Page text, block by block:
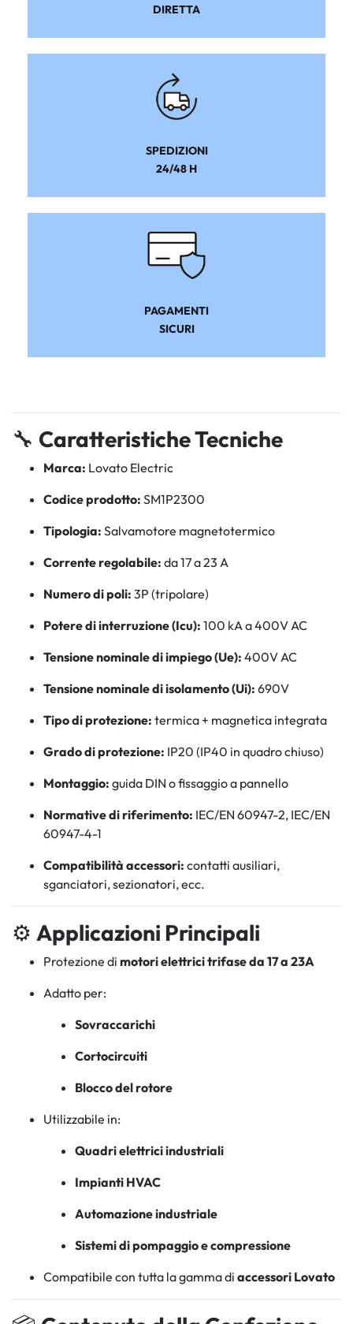
DIRETTA
SPEDIZIONI
24/48 H
PAGAMENTI
SICURI
🔧 Caratteristiche Tecniche
Marca: Lovato Electric
Codice prodotto: SM1P2300
Tipologia: Salvamotore magnetotermico
Corrente regolabile: da 17 a 23 A
Numero di poli: 3P (tripolare)
Potere di interruzione (Icu): 100 kA a 400V AC
Tensione nominale di impiego (Ue): 400V AC
Tensione nominale di isolamento (Ui): 690V
Tipo di protezione: termica + magnetica integrata
Grado di protezione: IP20 (IP40 in quadro chiuso)
Montaggio: guida DIN o fissaggio a pannello
Normative di riferimento: IEC/EN 60947-2, IEC/EN
60947-4-1
Compatibilità accessori: contatti ausiliari,
sganciatori, sezionatori, ecc.
⚙️ Applicazioni Principali
Protezione di motori elettrici trifase da 17 a 23A
Adatto per:
Sovraccarichi
Cortocircuiti
Blocco del rotore
Utilizzabile in:
Quadri elettrici industriali
Impianti HVAC
Automazione industriale
Sistemi di pompaggio e compressione
Compatibile con tutta la gamma di accessori Lovato